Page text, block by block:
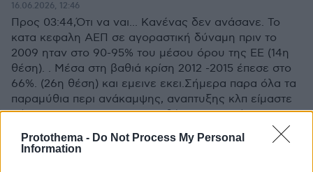
Protothema - Do Not Process My Personal
Information
16.06.2026, 12:46
Προς 03:44,Ότι να ναι... Κανένας δεν ανάσανε. Το
κατα κεφαλη ΑΕΠ σε αγοραστική δύναμη πριν το
2009 ηταν στο 90-95% του μέσου όρου της ΕΕ (14η
θέση). . Μέσα στη βαθιά κρίση 2012 -2015 έπεσε στο
66%. (26η θέση) και εμεινε εκει.Σήμερα παρα όλα τα
παραμύθια περι ανάκαμψης, αναπτυξης κλπ είμαστε
μόνιμα στο 66% και στην 26 θέση με πορεία προς την
27η. Τα ενοίκια αυξήθηκαν διότι η οικονομική κρίση
έβγαλε εκτός προσφοράς κατοικίες που δεν